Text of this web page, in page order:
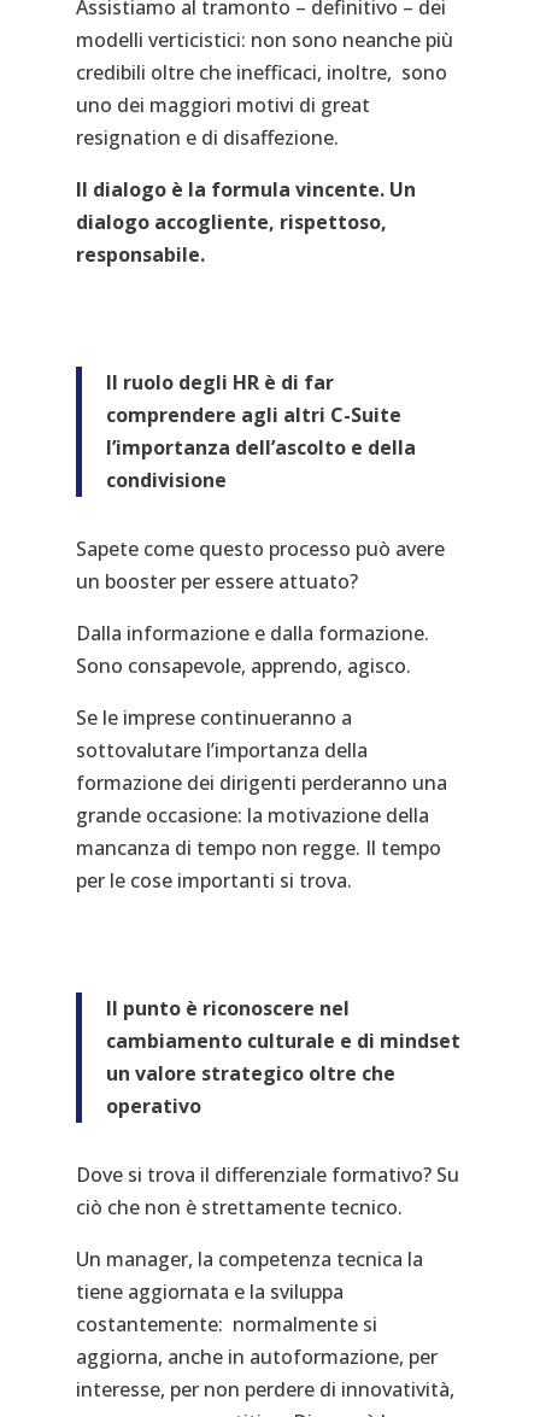
Assistiamo al tramonto – definitivo – dei
modelli verticistici: non sono neanche più
credibili oltre che inefficaci, inoltre, sono
uno dei maggiori motivi di great
resignation e di disaffezione.
Il dialogo è la formula vincente. Un
dialogo accogliente, rispettoso,
responsabile.
Il ruolo degli HR è di far
comprendere agli altri C-Suite
l’importanza dell’ascolto e della
condivisione
Sapete come questo processo può avere
un booster per essere attuato?
Dalla informazione e dalla formazione.
Sono consapevole, apprendo, agisco.
Se le imprese continueranno a
sottovalutare l’importanza della
formazione dei dirigenti perderanno una
grande occasione: la motivazione della
mancanza di tempo non regge. Il tempo
per le cose importanti si trova.
Il punto è riconoscere nel
cambiamento culturale e di mindset
un valore strategico oltre che
operativo
Dove si trova il differenziale formativo? Su
ciò che non è strettamente tecnico.
Un manager, la competenza tecnica la
tiene aggiornata e la sviluppa
costantemente: normalmente si
aggiorna, anche in autoformazione, per
interesse, per non perdere di innovatività,